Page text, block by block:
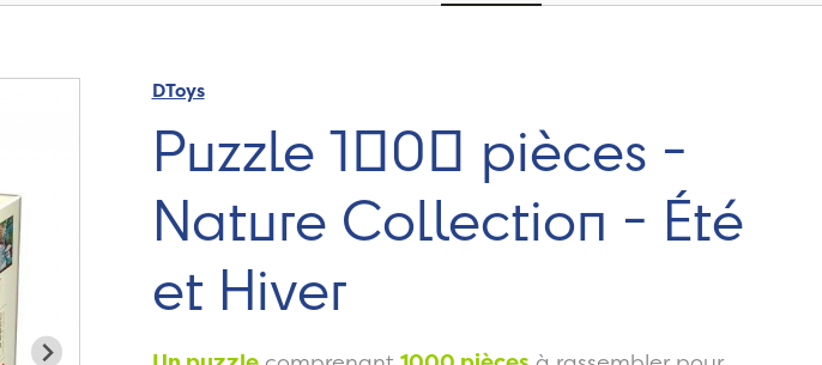
DToys
Puzzle 1000 pièces -
Nature Collection - Été
et Hiver